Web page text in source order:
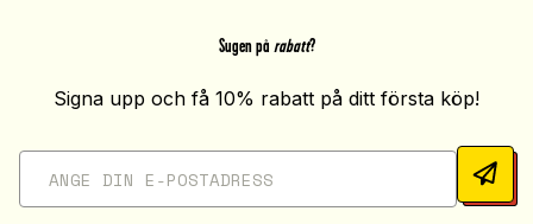
Sugen på rabatt?
Signa upp och få 10% rabatt på ditt första köp!